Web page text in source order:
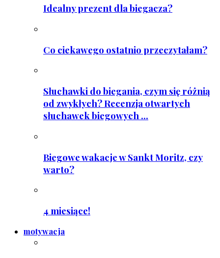
Idealny prezent dla biegacza?
Co ciekawego ostatnio przeczytałam?
Słuchawki do biegania, czym się różnią
od zwykłych? Recenzja otwartych
słuchawek biegowych ...
Biegowe wakacje w Sankt Moritz, czy
warto?
4 miesiące!
motywacja